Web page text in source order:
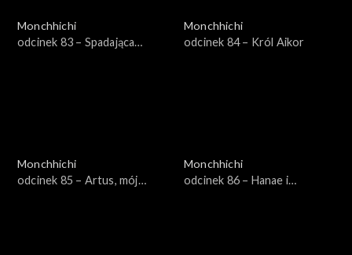
Monchhichi
odcinek 83 – Spadająca
Monchhichi
odcinek 84 – Król Aikor
Monchhichi
odcinek 85 – Artus, mój
Monchhichi
odcinek 86 – Hanae i